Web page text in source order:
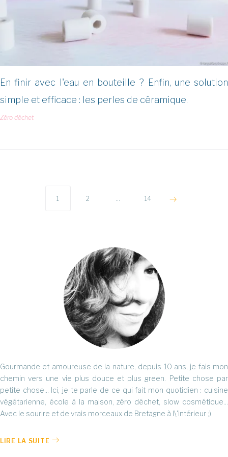
En finir avec l'eau en bouteille ? Enfin, une solution
simple et efficace : les perles de céramique.
Zéro déchet
1 2 … 14
Gourmande et amoureuse de la nature, depuis 10 ans, je fais mon
chemin vers une vie plus douce et plus green. Petite chose par
petite chose... Ici, je te parle de ce qui fait mon quotidien : cuisine
végétarienne, école à la maison, zéro déchet, slow cosmétique...
Avec le sourire et de vrais morceaux de Bretagne à l\'intérieur ;)
LIRE LA SUITE